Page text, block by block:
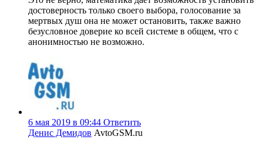
достоверность только своего выбора, голосование за
мертвых душ она не может остановить, также важно
безусловное доверие ко всей системе в общем, что с
анонимностью не возможно.
6 мая 2019 в 09:44 Ответить
Денис Демидов AvtoGSM.ru